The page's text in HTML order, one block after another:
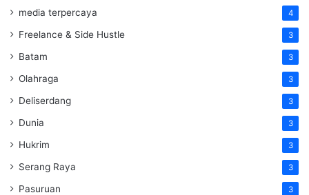
media terpercaya 4
Freelance & Side Hustle 3
Batam 3
Olahraga 3
Deliserdang 3
Dunia 3
Hukrim 3
Serang Raya 3
Pasuruan 3